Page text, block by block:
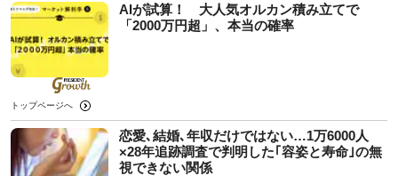
AIが試算！ 大人気オルカン積み立てで
「2000万円超」、本当の確率
トップページへ
恋愛､結婚､年収だけではない…1万6000人
×28年追跡調査で判明した｢容姿と寿命｣の無
視できない関係